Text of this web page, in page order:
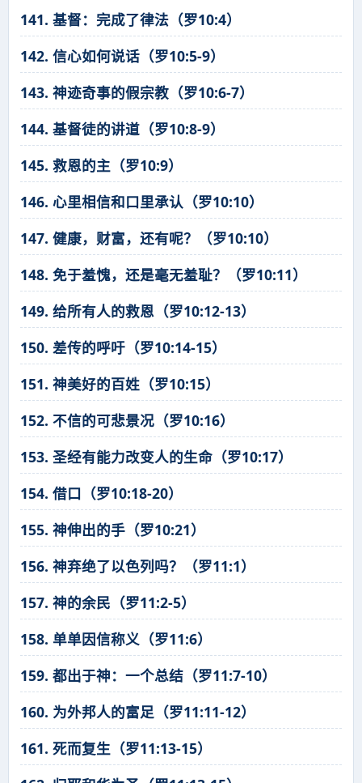
141. 基督：完成了律法（罗10:4）
142. 信心如何说话（罗10:5-9）
143. 神迹奇事的假宗教（罗10:6-7）
144. 基督徒的讲道（罗10:8-9）
145. 救恩的主（罗10:9）
146. 心里相信和口里承认（罗10:10）
147. 健康，财富，还有呢？（罗10:10）
148. 免于羞愧，还是毫无羞耻？（罗10:11）
149. 给所有人的救恩（罗10:12-13）
150. 差传的呼吁（罗10:14-15）
151. 神美好的百姓（罗10:15）
152. 不信的可悲景况（罗10:16）
153. 圣经有能力改变人的生命（罗10:17）
154. 借口（罗10:18-20）
155. 神伸出的手（罗10:21）
156. 神弃绝了以色列吗？（罗11:1）
157. 神的余民（罗11:2-5）
158. 单单因信称义（罗11:6）
159. 都出于神：一个总结（罗11:7-10）
160. 为外邦人的富足（罗11:11-12）
161. 死而复生（罗11:13-15）